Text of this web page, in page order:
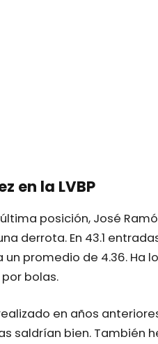
en la LVBP
posición, José
derrota. En 43.1
promedio de 4.36. Ha
bolas.
en años
saldrían bien. También